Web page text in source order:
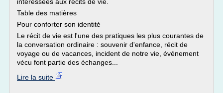
Table des matières
Pour conforter son identité
Le récit de vie est l'une des pratiques les plus courantes de
la conversation ordinaire : souvenir d'enfance, récit de
voyage ou de vacances, incident de notre vie, événement
vécu font partie des échanges...
Lire la suite